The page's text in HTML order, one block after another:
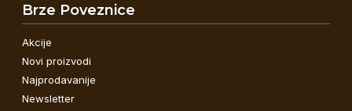
Brze Poveznice
Akcije
Novi proizvodi
Najprodavanije
Newsletter